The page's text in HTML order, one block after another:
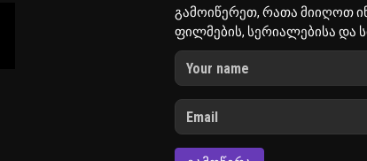
გამოიწერეთ, რათა მიიღოთ
ფილმების, სერიალებისა და